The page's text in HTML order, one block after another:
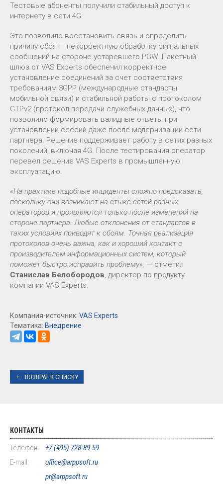
Тестовые абоненты получили стабильный доступ к
интернету в сети 4G.
Это позволило восстановить связь и определить
причину сбоя — некорректную обработку сигнальных
сообщений на стороне устаревшего PGW. Пакетный
шлюз от VAS Experts обеспечил корректное
установление соединений за счет соответствия
требованиям 3GPP (международные стандарты
мобильной связи) и стабильной работы с протоколом
GTPv2 (протокол передачи служебных данных), что
позволило формировать валидные ответы при
установлении сессий даже после модернизации сети
партнера. Решение поддерживает работу в сетях разных
поколений, включая 4G. После тестирования оператор
перевел решение VAS Experts в промышленную
эксплуатацию.
«На практике подобные инциденты сложно предсказать,
поскольку они возникают на стыке сетей разных
операторов и проявляются только после изменений на
стороне партнера. Любые отклонения от стандартов в
таких условиях приводят к сбоям. Точная реализация
протоколов очень важна, как и хороший контакт с
производителем информационных систем, который
поможет быстро исправить проблему», — отметил
Станислав Белобородов, директор по продукту
компании VAS Experts.
Компания-источник: VAS Experts
Тематика: Внедрение
ВОЗВРАТ К СПИСКУ
КОНТАКТЫ
Телефон:
+7 (495) 728-89-59
E-mail:
office@arppsoft.ru
pr@arppsoft.ru